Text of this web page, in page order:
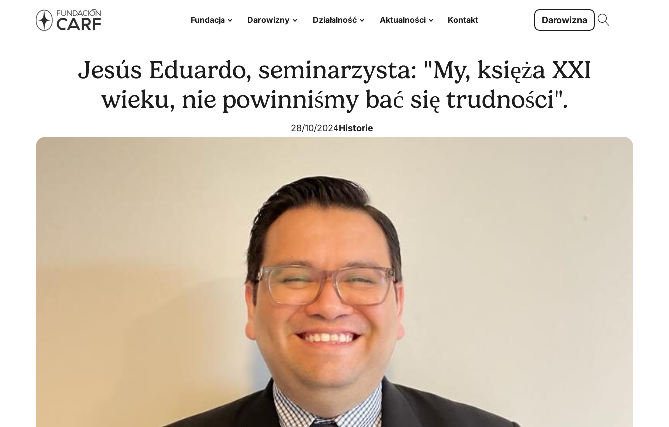
Fundacja Darowizny Działalność Aktualności Kontakt Darowizna
Jesús Eduardo, seminarzysta: "My, księża XXI
wieku, nie powinniśmy bać się trudności".
28/10/2024Historie